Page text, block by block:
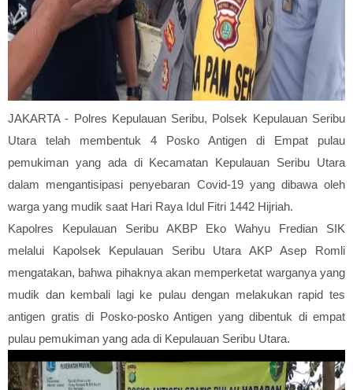
JAKARTA - Polres Kepulauan Seribu, Polsek Kepulauan Seribu
Utara telah membentuk 4 Posko Antigen di Empat pulau
pemukiman yang ada di Kecamatan Kepulauan Seribu Utara
dalam mengantisipasi penyebaran Covid-19 yang dibawa oleh
warga yang mudik saat Hari Raya Idul Fitri 1442 Hijriah.
Kapolres Kepulauan Seribu AKBP Eko Wahyu Fredian SIK
melalui Kapolsek Kepulauan Seribu Utara AKP Asep Romli
mengatakan, bahwa pihaknya akan memperketat warganya yang
mudik dan kembali lagi ke pulau dengan melakukan rapid tes
antigen gratis di Posko-posko Antigen yang dibentuk di empat
pulau pemukiman yang ada di Kepulauan Seribu Utara.